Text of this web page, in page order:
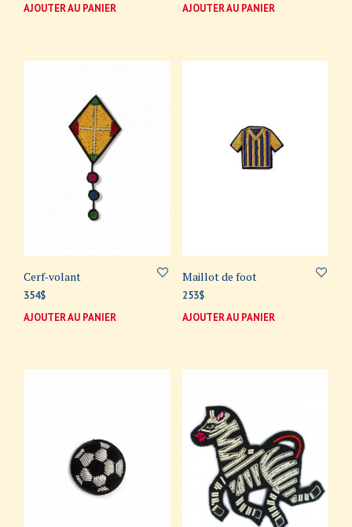
AJOUTER AU PANIER
AJOUTER AU PANIER
Cerf-volant
354$
AJOUTER AU PANIER
Maillot de foot
253$
AJOUTER AU PANIER